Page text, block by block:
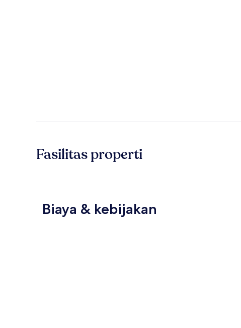
Fasilitas properti
Biaya & kebijakan